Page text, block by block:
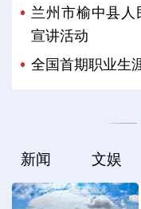
兰州市榆中县
宣讲活动
全国首期职业生
新闻 文娱